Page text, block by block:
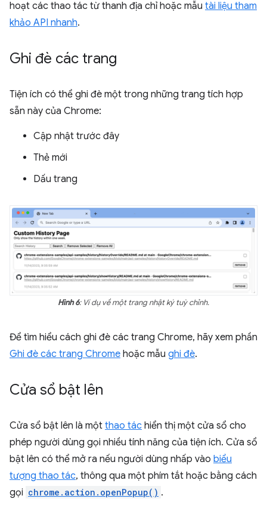
hoạt các thao tác từ thanh địa chỉ hoặc mẫu tài liệu tham
khảo API nhanh.
Ghi đè các trang
Tiện ích có thể ghi đè một trong những trang tích hợp
sẵn này của Chrome:
Cập nhật trước đây
Thẻ mới
Dấu trang
Hình 6: Ví dụ về một trang nhật ký tuỳ chỉnh.
Để tìm hiểu cách ghi đè các trang Chrome, hãy xem phần
Ghi đè các trang Chrome hoặc mẫu ghi đè.
Cửa sổ bật lên
Cửa sổ bật lên là một thao tác hiển thị một cửa sổ cho
phép người dùng gọi nhiều tính năng của tiện ích. Cửa sổ
bật lên có thể mở ra nếu người dùng nhấp vào biểu
tượng thao tác, thông qua một phím tắt hoặc bằng cách
gọi chrome.action.openPopup() .